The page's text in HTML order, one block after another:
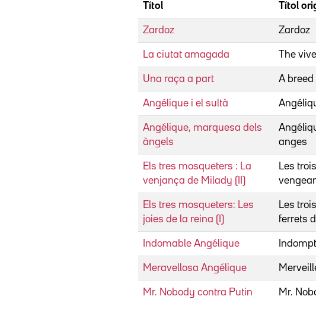
Títol Títol
Zardoz Zardoz
La ciutat amagada The
Una raça a part A
Angélique i el sultà
Angélique, marquesa dels
àngels
anges
Els tres mosqueters : La
venjança de Milady (II)
Les
Els tres mosqueters: Les
joies de la reina (I)
Les
ferrets
Indomable Angélique
Meravellosa Angélique
Mr. Nobody contra Putin Mr.